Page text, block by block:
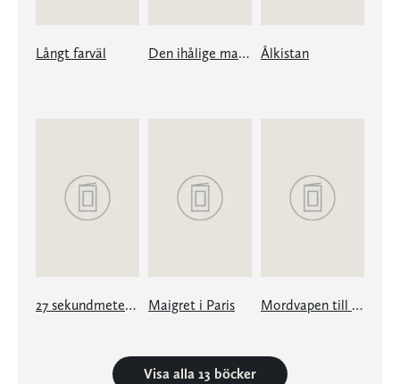
Långt farväl Den ihålige mannen Ålkistan
27 sekundmeter, snö Maigret i Paris Mordvapen till salu
Visa alla 13 böcker